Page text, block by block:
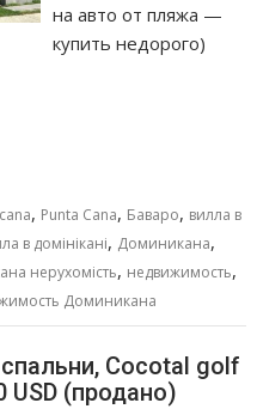
на авто от пляжа —
купить недорого)
, Punta Cana, Баваро, вилла в
в домінікані, Доминикана,
нерухомість, недвижимость,
Доминикана
Cocotal golf
USD (продано)